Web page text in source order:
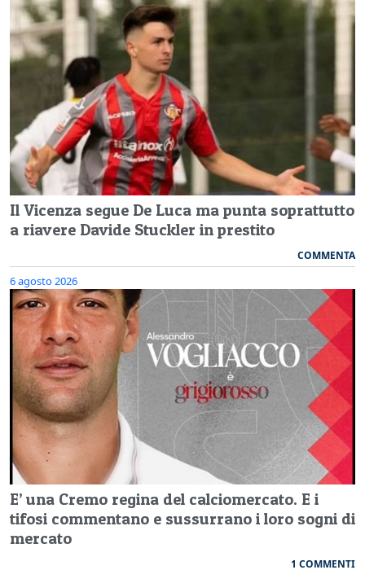
Il Vicenza segue De Luca ma punta soprattutto
a riavere Davide Stuckler in prestito
COMMENTA
6 agosto 2026
E’ una Cremo regina del calciomercato. E i
tifosi commentano e sussurrano i loro sogni di
mercato
1 COMMENTI